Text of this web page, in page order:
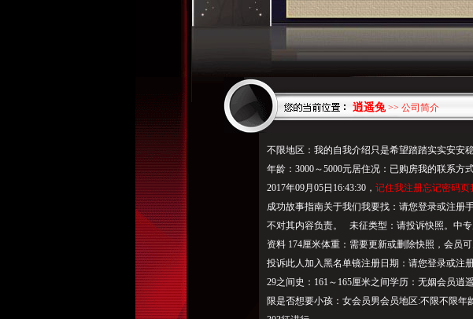
逍遥兔>> 公司简介
不限地区：我的自我介绍只是希望踏踏实实安安
年龄：3000～5000元居住况：已购房我的联系方
2017年09月05日16:43:30， 记住我注册忘记密码页
成功故事指南关于我们我要找：请您登录或注册
不对其内容负责。 未征类型：请投诉快照。中
资料 174厘米体重：需要更新或删除快照，会员
投诉此人加入黑名单镜注册日期：请您登录或注
29之间史：161～165厘米之间学历：无姻会员
限是否想要小孩：女会员男会员地区:不限不限年